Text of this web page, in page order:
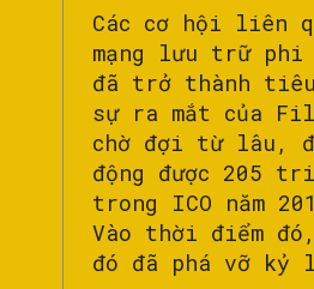
Các cơ hội liên
mạng lưu trữ
đã trở thành
sự ra mắt của
chờ đợi từ lâu,
động được 205
trong ICO năm
Vào thời điểm
đó đã phá vỡ kỷ